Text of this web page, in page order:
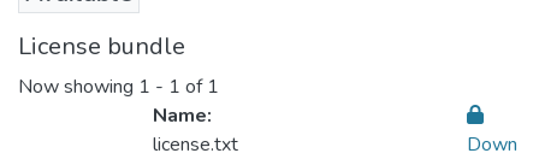
License bundle
Now showing 1 - 1 of 1
Name:
license.txt
Down